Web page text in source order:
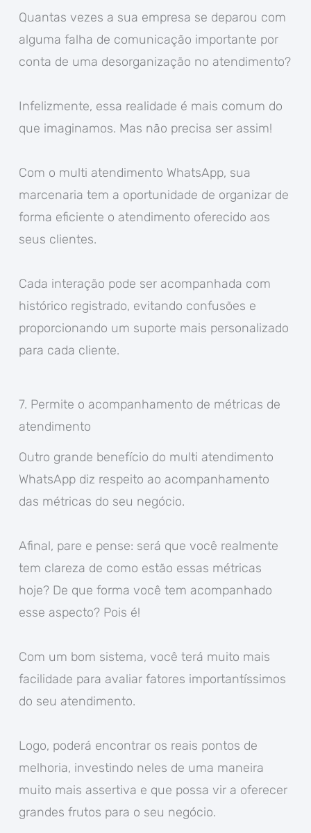
Quantas vezes a sua empresa se deparou com
alguma falha de comunicação importante por
conta de uma desorganização no atendimento?
Infelizmente, essa realidade é mais comum do
que imaginamos. Mas não precisa ser assim!
Com o multi atendimento WhatsApp, sua
marcenaria tem a oportunidade de organizar de
forma eficiente o atendimento oferecido aos
seus clientes.
Cada interação pode ser acompanhada com
histórico registrado, evitando confusões e
proporcionando um suporte mais personalizado
para cada cliente.
7. Permite o acompanhamento de métricas de
atendimento
Outro grande benefício do multi atendimento
WhatsApp diz respeito ao acompanhamento
das métricas do seu negócio.
Afinal, pare e pense: será que você realmente
tem clareza de como estão essas métricas
hoje? De que forma você tem acompanhado
esse aspecto? Pois é!
Com um bom sistema, você terá muito mais
facilidade para avaliar fatores importantíssimos
do seu atendimento.
Logo, poderá encontrar os reais pontos de
melhoria, investindo neles de uma maneira
muito mais assertiva e que possa vir a oferecer
grandes frutos para o seu negócio.